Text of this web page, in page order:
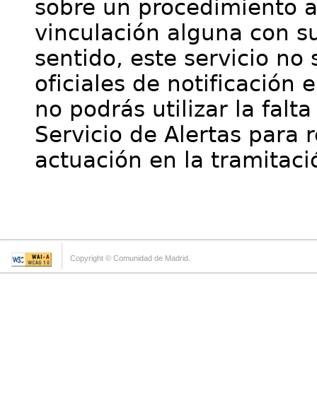
sobre un procedimiento
vinculación alguna con
sentido, este servicio no
oficiales de notificación
no podrás utilizar la
Servicio de Alertas para
actuación en la
Copyright © Comunidad de Madrid.